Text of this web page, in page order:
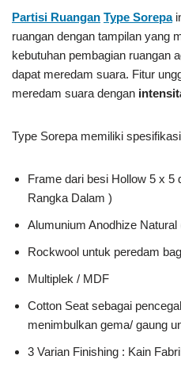
Partisi Ruangan Type Sorepa
ruangan dengan tampilan yang
kebutuhan pembagian ruangan
dapat meredam suara. Fitur
meredam suara dengan
Type Sorepa memiliki
Frame dari besi Hollow 5 x 5
Rangka Dalam )
Alumunium Anodhize Natural
Rockwool untuk peredam
Multiplek / MDF
Cotton Seat sebagai
menimbulkan gema/ gaung
3 Varian Finishing : Kain